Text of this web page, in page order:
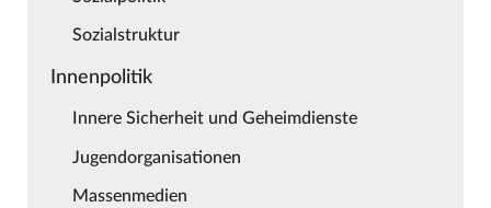
Sozialstruktur
Innenpolitik
Innere Sicherheit und Geheimdienste
Jugendorganisationen
Massenmedien